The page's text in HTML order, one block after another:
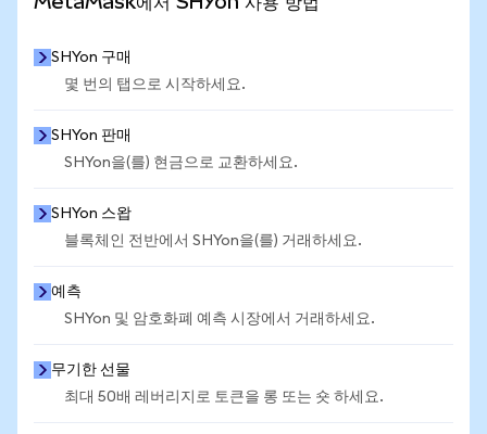
SHYon 구매
몇 번의 탭으로 시작하세요.
SHYon 판매
SHYon을(를) 현금으로 교환하세요.
SHYon 스왑
블록체인 전반에서 SHYon을(를) 거래하세요.
예측
SHYon 및 암호화폐 예측 시장에서 거래하세요.
무기한 선물
최대 50배 레버리지로 토큰을 롱 또는 숏 하세요.